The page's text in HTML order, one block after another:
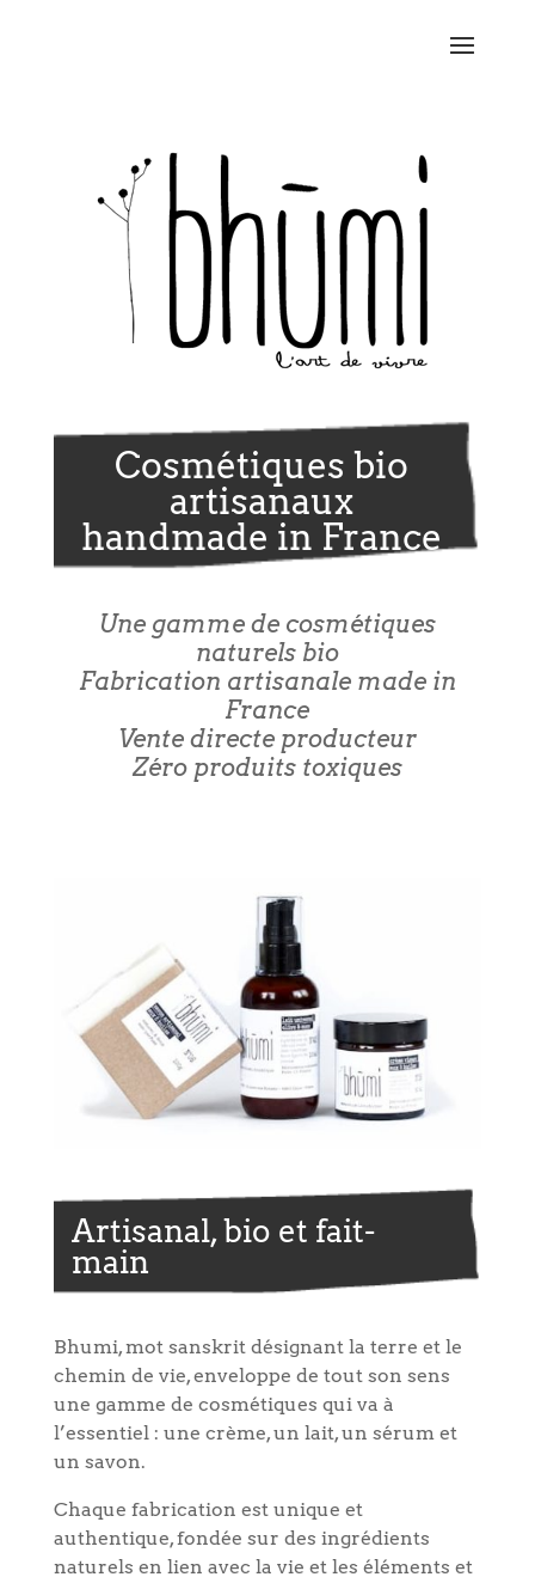
Cosmétiques bio
artisanaux
handmade in France
Une gamme de cosmétiques
naturels bio
Fabrication artisanale made in
France
Vente directe producteur
Zéro produits toxiques
Artisanal, bio et fait-
main
Bhumi, mot sanskrit désignant la terre et le
chemin de vie, enveloppe de tout son sens
une gamme de cosmétiques qui va à
l’essentiel : une crème, un lait, un sérum et
un savon.
Chaque fabrication est unique et
authentique, fondée sur des ingrédients
naturels en lien avec la vie et les éléments et